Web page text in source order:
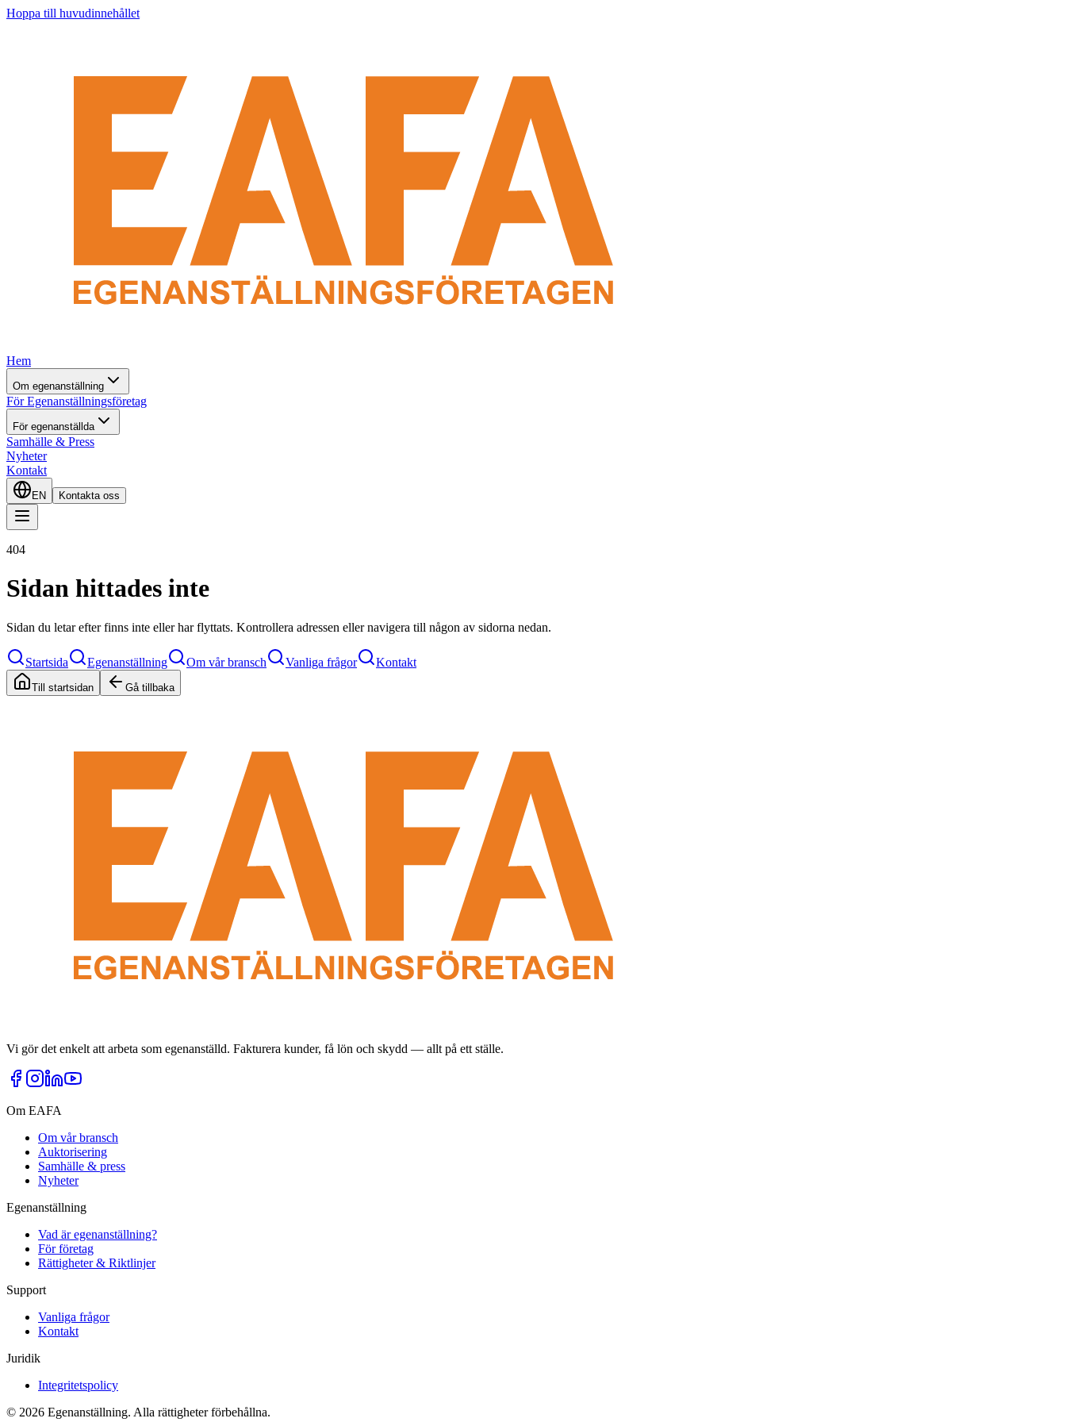
Hoppa till huvudinnehållet
Hem
Om egenanställning
För Egenanställningsföretag
För egenanställda
Samhälle & Press
Nyheter
Kontakt
EN Kontakta oss
404
Sidan hittades inte
Sidan du letar efter finns inte eller har flyttats. Kontrollera adressen eller navigera till någon av sidorna nedan.
Startsida Egenanställning Om vår bransch Vanliga frågor Kontakt
Till startsidan Gå tillbaka
Vi gör det enkelt att arbeta som egenanställd. Fakturera kunder, få lön och skydd — allt på ett ställe.
Om EAFA
Om vår bransch
Auktorisering
Samhälle & press
Nyheter
Egenanställning
Vad är egenanställning?
För företag
Rättigheter & Riktlinjer
Support
Vanliga frågor
Kontakt
Juridik
Integritetspolicy
© 2026 Egenanställning. Alla rättigheter förbehållna.